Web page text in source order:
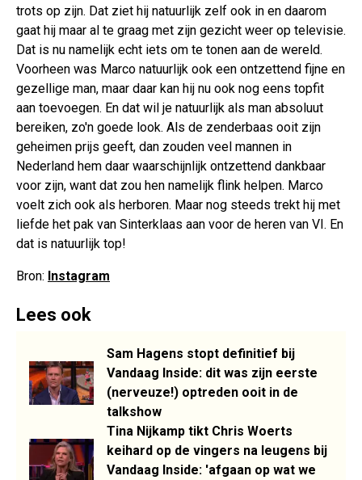
trots op zijn. Dat ziet hij natuurlijk zelf ook in en daarom
gaat hij maar al te graag met zijn gezicht weer op televisie.
Dat is nu namelijk echt iets om te tonen aan de wereld.
Voorheen was Marco natuurlijk ook een ontzettend fijne en
gezellige man, maar daar kan hij nu ook nog eens topfit
aan toevoegen. En dat wil je natuurlijk als man absoluut
bereiken, zo'n goede look. Als de zenderbaas ooit zijn
geheimen prijs geeft, dan zouden veel mannen in
Nederland hem daar waarschijnlijk ontzettend dankbaar
voor zijn, want dat zou hen namelijk flink helpen. Marco
voelt zich ook als herboren. Maar nog steeds trekt hij met
liefde het pak van Sinterklaas aan voor de heren van VI. En
dat is natuurlijk top!
Bron: Instagram
Lees ook
Sam Hagens stopt definitief bij
Vandaag Inside: dit was zijn eerste
(nerveuze!) optreden ooit in de
talkshow
Tina Nijkamp tikt Chris Woerts
keihard op de vingers na leugens bij
Vandaag Inside: 'afgaan op wat we